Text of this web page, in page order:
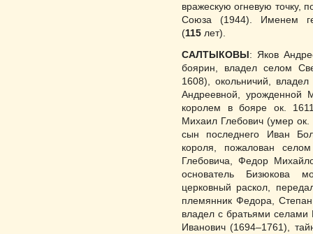
вражескую огневую точку,
Союза (1944). Именем
(115 лет).
САЛТЫКОВЫ : Яков
боярин, владел селом
1608), окольничий,
Андреевной, урожденной
королем в бояре ок.
Михаил Глебович (умер
сын последнего Иван
короля, пожалован
Глебовича, Федор
основатель Бизюкова
церковный раскол,
племянник Федора,
владел с братьями
Иванович (1694–1761),